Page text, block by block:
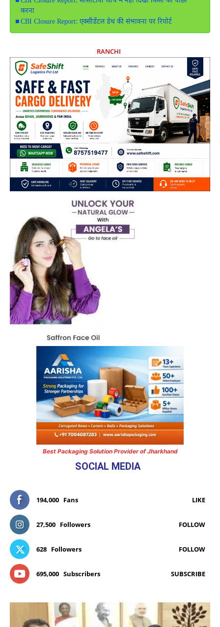
करना
CBI Closure Report: एक्सीडेंटल डेथ की संभावना पर रिपोर्ट
RANCHI
Best Packaging Solution Provider of Jharkhand
SOCIAL MEDIA
194,000 Fans LIKE
27,500 Followers FOLLOW
628 Followers FOLLOW
695,000 Subscribers SUBSCRIBE